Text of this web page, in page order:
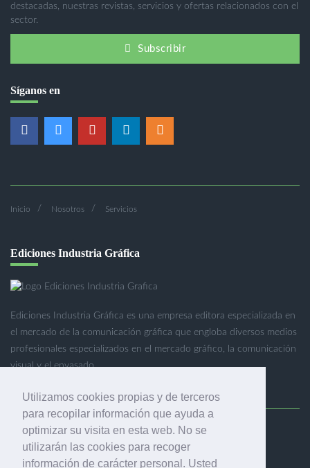
Utilizamos cookies propias y de terceros
para recopilar información que ayuda a
optimizar su visita en esta web. No se
utilizarán las cookies para recoger
información de carácter personal. Usted
destacadas, nuestras revistas, servicios y ofertas relacionados con el
sector.
Subscribir
Síganos en
Inicio Nosotros Servicios
Ediciones Industria Gráfica
Ediciones Industria Gráfica es una empresa editora especializada en
el mercado de la comunicación gráfica que engloba diversos medios
profesionales especializados en el mercado gráfico, la comunicación
visual y el envasado.
Ediciones Industria Gráfica, S.C.P.
Calle Fluvià 257, bajos, 08020 Barcelona (España)